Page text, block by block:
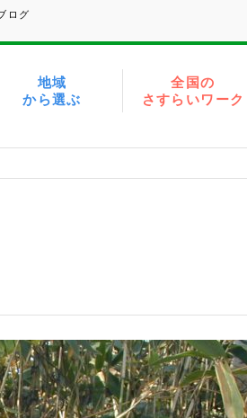
ログ
地域
から選ぶ
全国の
さすらいワーク